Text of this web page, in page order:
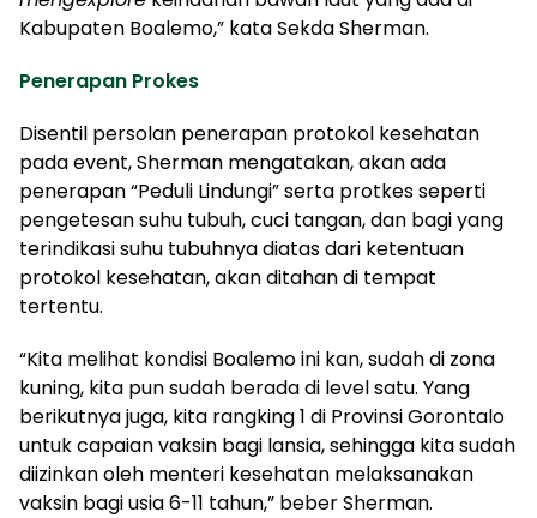
Kabupaten Boalemo,” kata Sekda Sherman.
Penerapan Prokes
Disentil persolan penerapan protokol kesehatan
pada event, Sherman mengatakan, akan ada
penerapan “Peduli Lindungi” serta protkes seperti
pengetesan suhu tubuh, cuci tangan, dan bagi yang
terindikasi suhu tubuhnya diatas dari ketentuan
protokol kesehatan, akan ditahan di tempat
tertentu.
“Kita melihat kondisi Boalemo ini kan, sudah di zona
kuning, kita pun sudah berada di level satu. Yang
berikutnya juga, kita rangking 1 di Provinsi Gorontalo
untuk capaian vaksin bagi lansia, sehingga kita sudah
diizinkan oleh menteri kesehatan melaksanakan
vaksin bagi usia 6-11 tahun,” beber Sherman.